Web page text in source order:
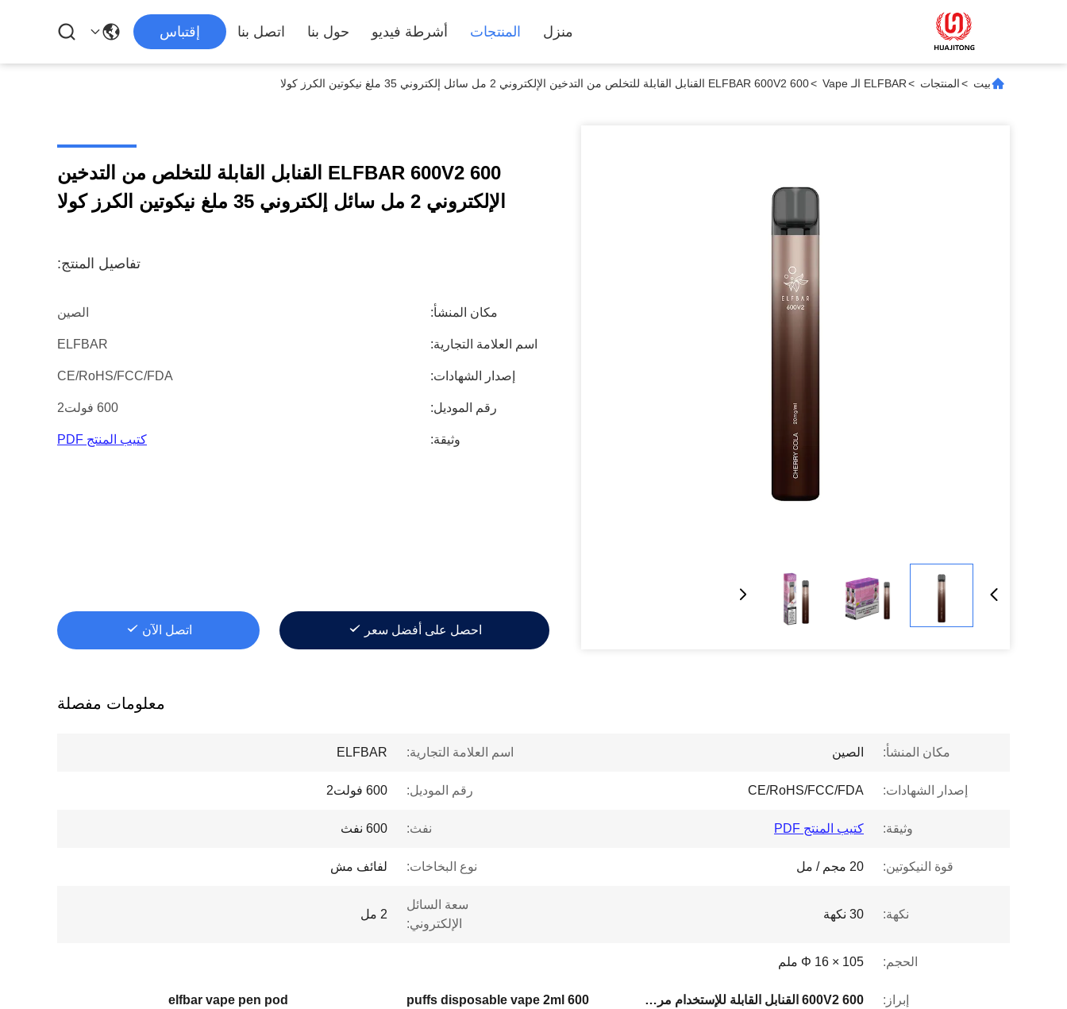
منزل المنتجات أشرطة فيديو حول بنا اتصل بنا إقتباس
بيت >المنتجات >ELFBAR الـ Vape >ELFBAR 600V2 600 القنابل القابلة للتخلص من التدخين الإلكتروني 2 مل سائل إلكتروني 35 ملغ نيكوتين الكرز كولا
ELFBAR 600V2 600 القنابل القابلة للتخلص من التدخين
الإلكتروني 2 مل سائل إلكتروني 35 ملغ نيكوتين الكرز كولا
تفاصيل المنتج:
مكان المنشأ: الصين
اسم العلامة التجارية: ELFBAR
إصدار الشهادات: CE/RoHS/FCC/FDA
رقم الموديل: 600 فولت2
وثيقة: كتيب المنتج PDF
احصل على أفضل سعر اتصل الآن
معلومات مفصلة
مكان المنشأ: الصين اسم العلامة التجارية: ELFBAR
إصدار الشهادات: CE/RoHS/FCC/FDA رقم الموديل: 600 فولت2
وثيقة: كتيب المنتج PDF نفث: 600 نفث
قوة النيكوتين: 20 مجم / مل نوع البخاخات: لفائف مش
نكهة: 30 نكهة
سعة السائل
الإلكتروني:
2 مل
الحجم: Φ 16 × 105 ملم
إبراز: 600V2 600 القنابل القابلة للإستخدام مرة واحدة,600 نفخة من الـ vape المستخدمة مرة واحدة 2 مل,القلم الـ elfbar 600 puffs disposable vape 2ml
elfbar vape pen pod